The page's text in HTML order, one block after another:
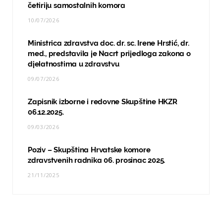
četiriju samostalnih komora
10/07/2026
Ministrica zdravstva doc. dr. sc. Irene Hrstić, dr.
med., predstavila je Nacrt prijedloga zakona o
djelatnostima u zdravstvu
09/07/2026
Zapisnik izborne i redovne Skupštine HKZR
06.12.2025.
09/03/2026
Poziv – Skupština Hrvatske komore
zdravstvenih radnika 06. prosinac 2025.
21/11/2025